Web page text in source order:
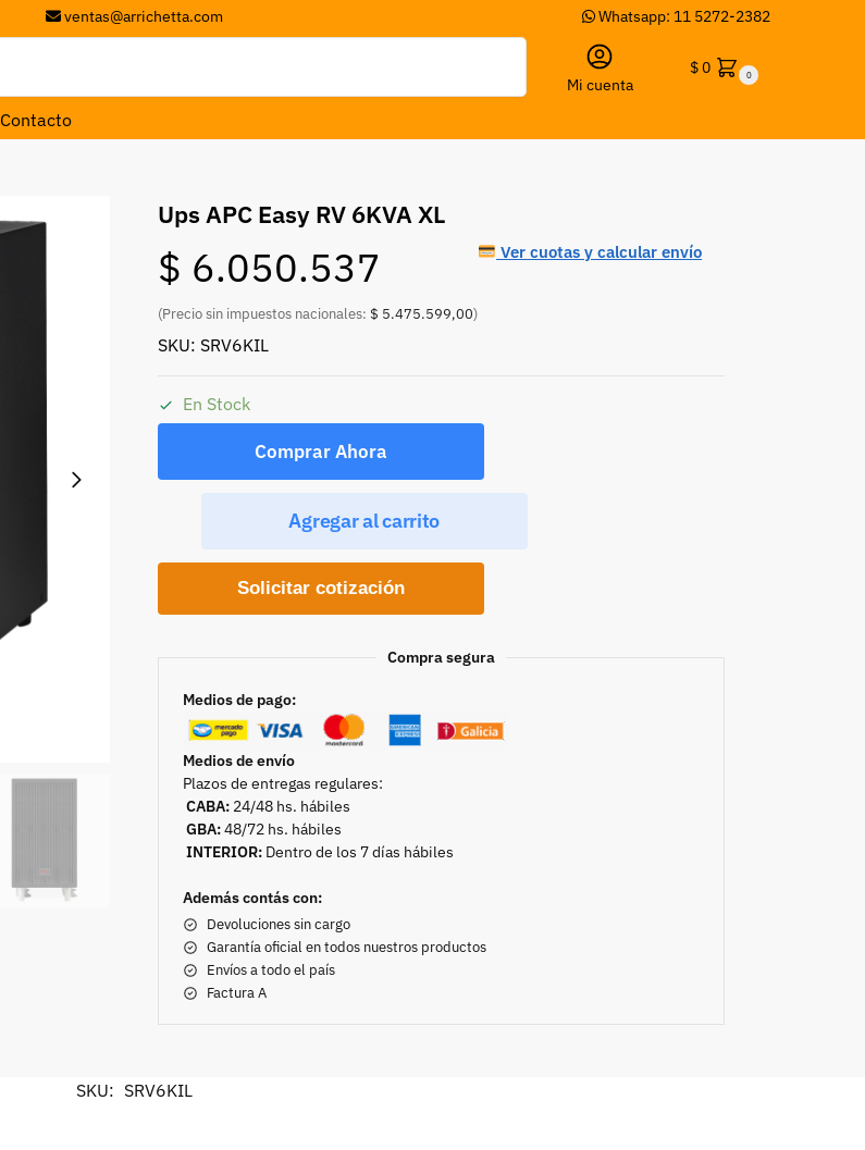
ventas@arrichetta.com Whatsapp: 11 5272-2382
Mi cuenta
$0 0
Contacto
Ups APC Easy RV 6KVA XL
$ 6.050.537
(Precio sin impuestos nacionales: $ 5.475.599,00)
Ver cuotas y calcular envío
SKU: SRV6KIL
En Stock
Comprar Ahora
Agregar al carrito
Solicitar cotización
Compra segura
Medios de pago:
Medios de envío
Plazos de entregas regulares:
CABA: 24/48 hs. hábiles
GBA:48/72 hs. hábiles
INTERIOR: Dentro de los 7 días hábiles
Además contás con:
Devoluciones sin cargo
Garantía oficial en todos nuestros productos
Envíos a todo el país
Factura A
SKU: SRV6KIL